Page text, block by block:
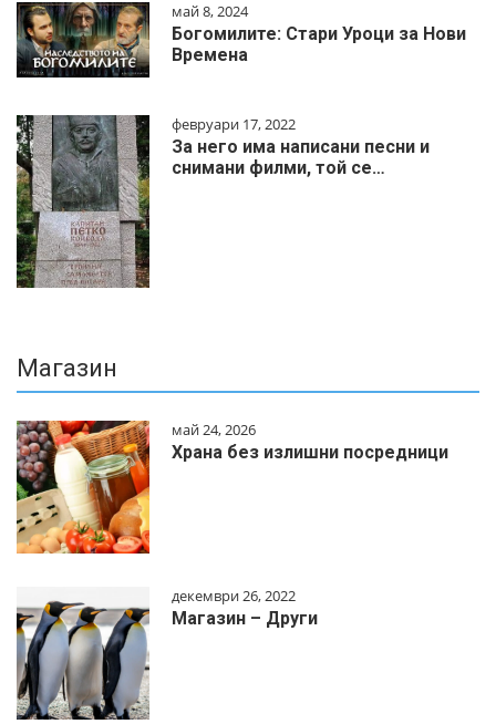
май 8, 2024
Богомилите: Стари Уроци за Нови
Времена
февруари 17, 2022
За него има написани песни и
снимани филми, той се…
Магазин
май 24, 2026
Храна без излишни посредници
декември 26, 2022
Магазин – Други